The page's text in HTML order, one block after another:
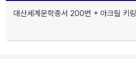
대산세계문학총서 200번 + 아크릴 키링